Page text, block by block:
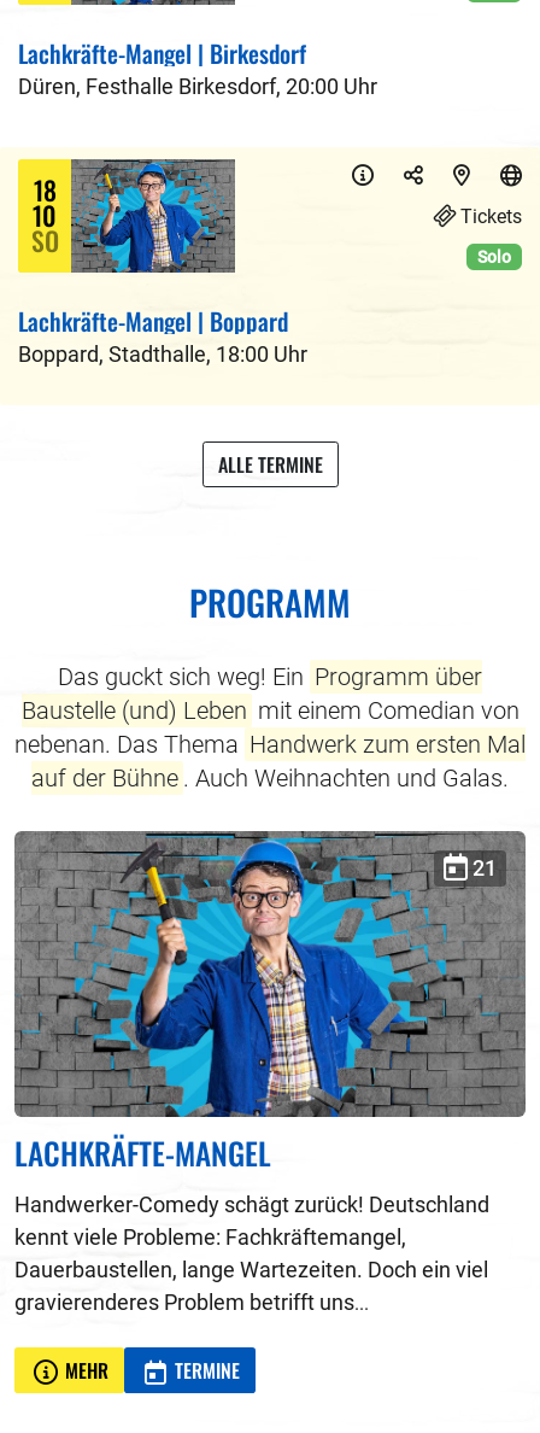
Lachkräfte-Mangel | Birkesdorf
Düren, Festhalle Birkesdorf, 20:00 Uhr
18
10
SO
Lachkräfte-Mangel | Boppard
Boppard, Stadthalle, 18:00 Uhr
Tickets
Solo
ALLE TERMINE
PROGRAMM
Das guckt sich weg! Ein Programm über
Baustelle (und) Leben mit einem Comedian von
nebenan. Das Thema Handwerk zum ersten Mal
auf der Bühne . Auch Weihnachten und Galas.
21
LACHKRÄFTE-MANGEL
Handwerker-Comedy schägt zurück! Deutschland
kennt viele Probleme: Fachkräftemangel,
Dauerbaustellen, lange Wartezeiten. Doch ein viel
gravierenderes Problem betrifft uns...
MEHR TERMINE